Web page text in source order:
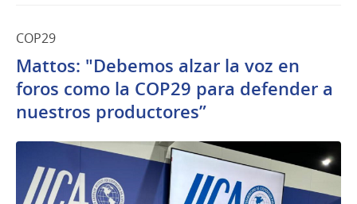
COP29
Mattos: "Debemos alzar la voz en
foros como la COP29 para defender a
nuestros productores”